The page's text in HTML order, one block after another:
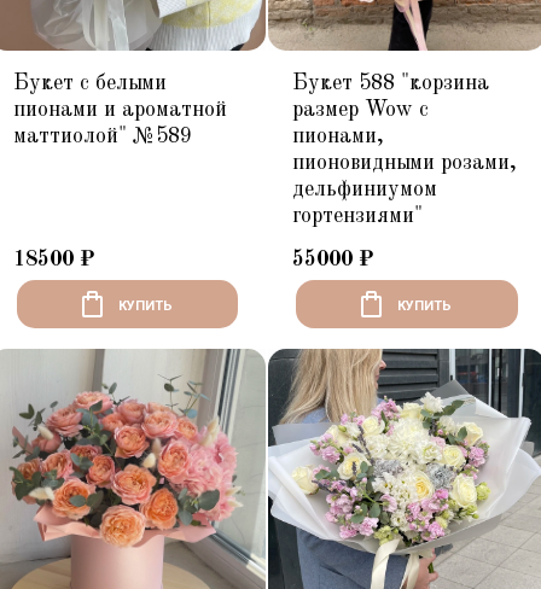
Букет с белыми
пионами и ароматной
маттиолой" №589
18500 ₽
КУПИТЬ
Букет 588 "корзина
размер Wow с
пионами,
пионовидными розами,
дельфиниумом
гортензиями"
55000 ₽
КУПИТЬ